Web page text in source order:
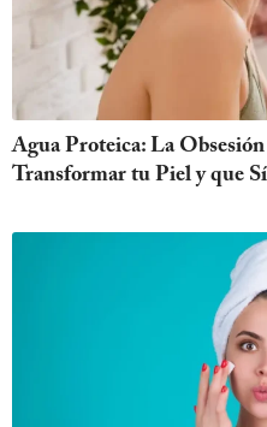
Agua Proteica: La
Transformar tu Piel y que